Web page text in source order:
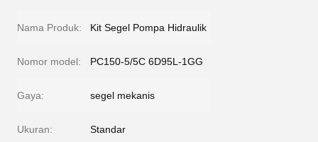
Nama Produk: Kit Segel Pompa Hidraulik
Nomor model: PC150-5/5C 6D95L-1GG
Gaya: segel mekanis
Ukuran: Standar